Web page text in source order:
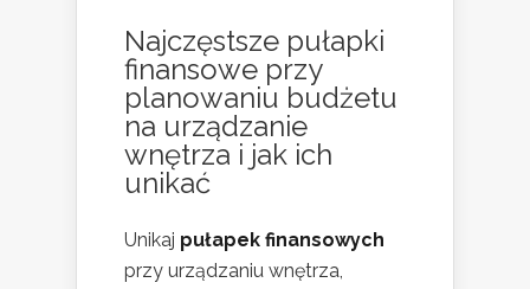
Najczęstsze pułapki
finansowe przy
planowaniu budżetu
na urządzanie
wnętrza i jak ich
unikać
Unikaj pułapek finansowych
przy urządzaniu wnętrza,